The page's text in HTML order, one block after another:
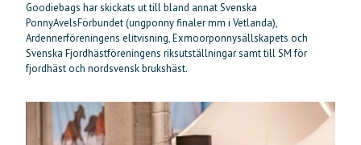
Goodiebags har skickats ut till bland annat Svenska
PonnyAvelsFörbundet (ungponny finaler mm i Vetlanda),
Ardennerföreningens elitvisning, Exmoorponnysällskapets och
Svenska Fjordhästföreningens riksutställningar samt till SM för
fjordhäst och nordsvensk brukshäst.